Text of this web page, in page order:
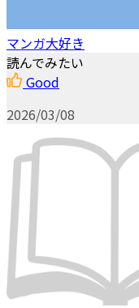
マンガ大好き
読んでみたい
Good
2026/03/08